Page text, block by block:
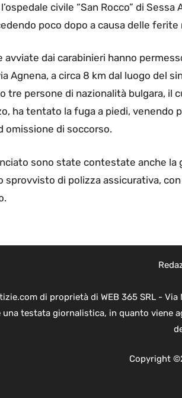
civile “San Rocco” di Sessa
poco dopo a causa delle
dai carabinieri hanno
Agnena, a circa 8 km dal luogo del
tre persone di nazionalità bulgara, il
ha tentato la fuga a piedi, venendo
omissione di soccorso.
sono state contestate anche la
sprovvisto di polizza assicurativa,
di proprietà di WEB 365 SRL - Via
una testata giornalistica, in quanto
Copyright